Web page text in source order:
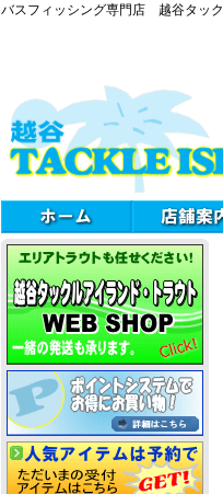
バスフィッシング専門店 越谷タッ